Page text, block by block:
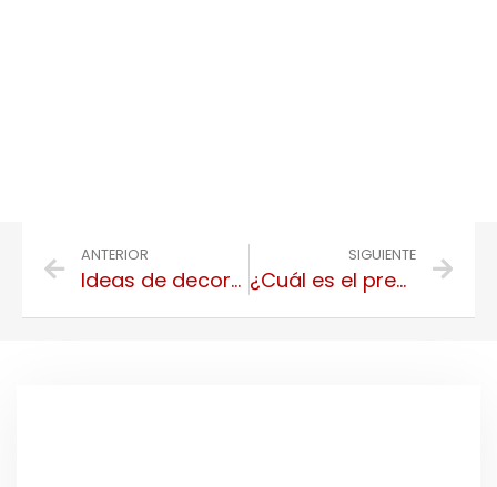
ANTERIOR
Ideas de decoración de dormitorios pequeños
SIGUIENTE
¿Cuál es el precio para la reforma integral de una casa de 200 metros?